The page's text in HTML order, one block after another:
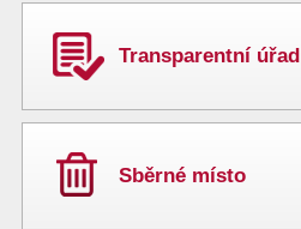
Transparentní úřad
Sběrné místo